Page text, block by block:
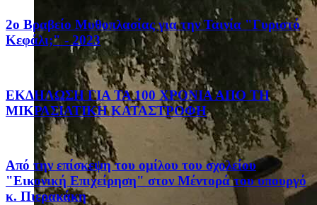
2ο Βραβείο Μυθοπλασίας για την Ταινία "Γυριστό
Κεφάλι;" - 2023
ΕΚΔΗΛΩΣΗ ΓΙΑ ΤΑ 100 ΧΡΟΝΙΑ ΑΠΟ ΤΗ
ΜΙΚΡΑΣΙΑΤΙΚΗ ΚΑΤΑΣΤΡΟΦΗ
Από την επίσκεψη του ομίλου του σχολείου
"Εικονική Επιχείρηση" στον Μέντορά του υπουργό
κ. Πιερακάκη